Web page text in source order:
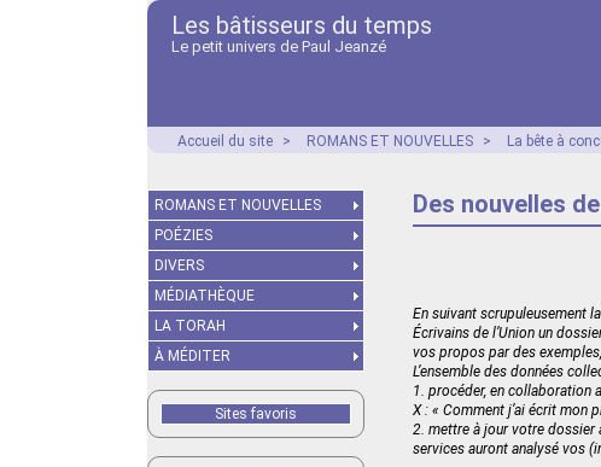
Les bâtisseurs du temps
Le petit univers de Paul Jeanzé
Accueil du site > ROMANS ET NOUVELLES > La bête à
Des nouvelles
En suivant scrupuleusement
Écrivains de l’Union un
vos propos par des
L’ensemble des données
1. procéder, en collaboration
X : « Comment j’ai écrit mon
2. mettre à jour votre dossier
services auront analysé vos
ROMANS ET NOUVELLES
POÉZIES
DIVERS
MÉDIATHÈQUE
LA TORAH
À MÉDITER
Sites favoris